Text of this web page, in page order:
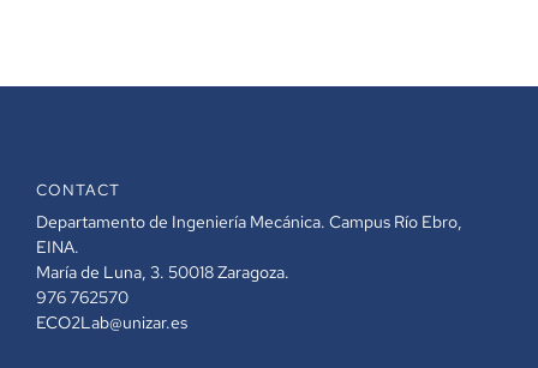
CONTACT
Departamento de Ingeniería Mecánica. Campus Río Ebro,
EINA.
María de Luna, 3. 50018 Zaragoza.
976 762570
ECO2Lab@unizar.es